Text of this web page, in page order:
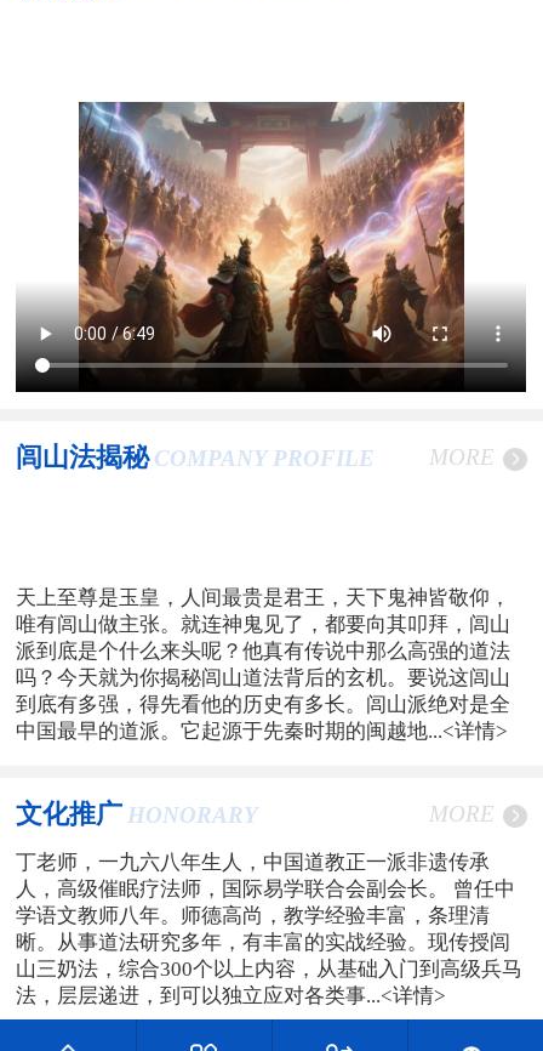
闾山法揭秘 COMPANY PROFILE MORE
天上至尊是玉皇，人间最贵是君王，天下鬼神皆敬仰，
唯有闾山做主张。就连神鬼见了，都要向其叩拜，闾山
派到底是个什么来头呢？他真有传说中那么高强的道法
吗？今天就为你揭秘闾山道法背后的玄机。要说这闾山
到底有多强，得先看他的历史有多长。闾山派绝对是全
中国最早的道派。它起源于先秦时期的闽越地...<详情>
文化推广 HONORARY MORE
丁老师，一九六八年生人，中国道教正一派非遗传承
人，高级催眠疗法师，国际易学联合会副会长。 曾任中
学语文教师八年。师德高尚，教学经验丰富，条理清
晰。从事道法研究多年，有丰富的实战经验。现传授闾
山三奶法，综合300个以上内容，从基础入门到高级兵马
法，层层递进，到可以独立应对各类事...<详情>